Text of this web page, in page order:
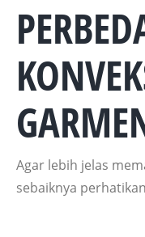
Agar lebih jelas
sebaiknya